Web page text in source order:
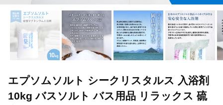
エプソムソルト シークリスタルス 入浴剤
10kg バスソルト バス用品 リラックス 硫